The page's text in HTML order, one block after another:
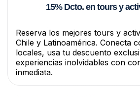
15% Dcto. en tours y
Reserva los mejores tours y
Chile y Latinoamérica. Conecta
locales, usa tu descuento
experiencias inolvidables con
inmediata.